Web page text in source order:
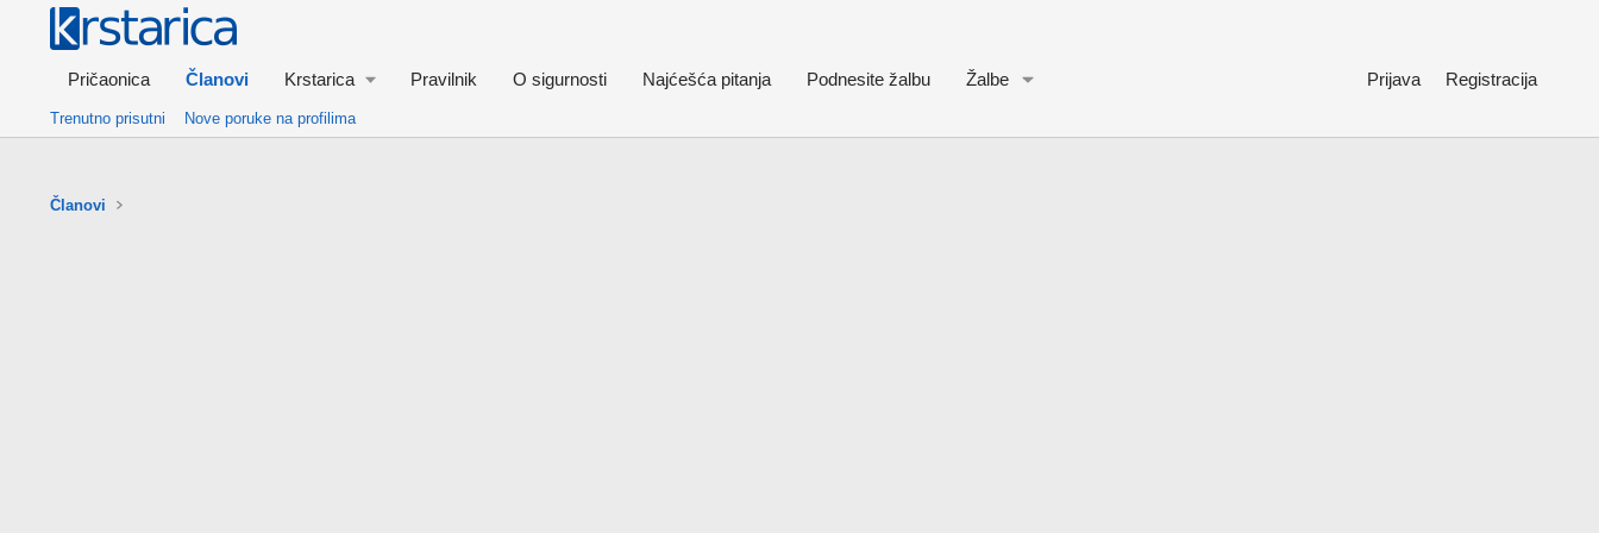
Pričaonica Članovi Krstarica Pravilnik O sigurnosti Najćešća pitanja Podnesite žalbu Žalbe Prijava Registracija
Trenutno prisutni Nove poruke na profilima
Članovi